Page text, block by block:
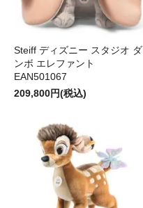
Steiff ディズニー スタジオ ダ
ンボ エレファント
EAN501067
209,800円(税込)